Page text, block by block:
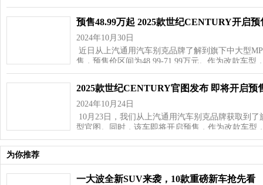
预售48.99万起 2025款世纪CENTURY开启预
2024年10月30日
近日从上汽通用汽车别克品牌了解到旗下中大型
售，预售价区间为48.99-71.99万元。作为改款车型
2025款世纪CENTURY官图发布 即将开启预
2024年10月24日
10月23日，我们从上汽通用汽车别克品牌获取到
型官图。同时，该车即将开启预售，作为改款车型
为你推荐
一大波全新SUV来袭，10款重磅新车抢先看